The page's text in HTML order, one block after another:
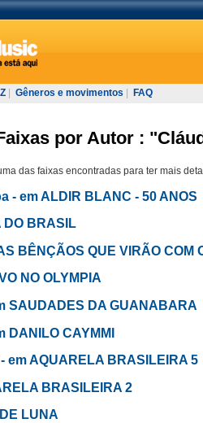
Gêneros e movimentos FAQ
por Autor :
das faixas encontradas para ter mais
- em ALDIR BLANC - 50 ANOS
DO BRASIL
BÊNÇÃOS QUE VIRÃO COM
NO OLYMPIA
SAUDADES DA GUANABARA
DANILO CAYMMI
em AQUARELA BRASILEIRA 5
BRASILEIRA 2
LUNA